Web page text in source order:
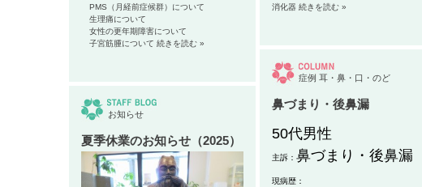
PMS（月経前症候群）について
生理痛について
女性の更年期障害について
子宮筋腫について 続きを読む »
消化器 続きを読む »
症例 耳・鼻・口・のど
鼻づまり・後鼻漏
50代男性
主訴： 鼻づまり・後鼻漏
現病歴：
お知らせ
夏季休業のお知らせ（2025）